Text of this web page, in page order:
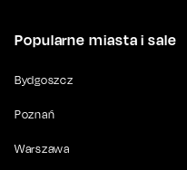
Popularne miasta i sale
Bydgoszcz
Poznań
Warszawa